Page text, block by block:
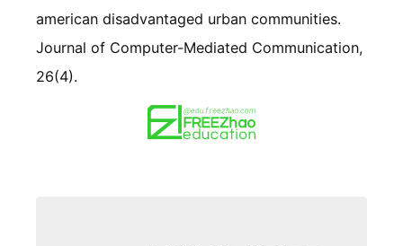
american disadvantaged urban communities.
Journal of Computer-Mediated Communication,
26(4).